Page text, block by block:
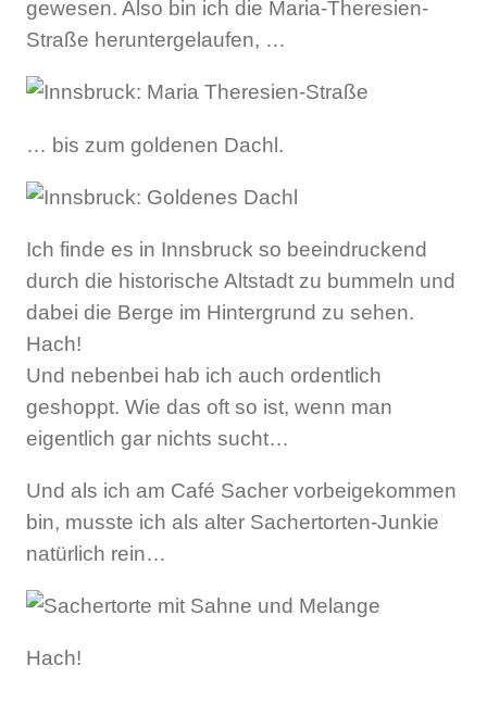
gewesen. Also bin ich die Maria-Theresien-
Straße heruntergelaufen, …
… bis zum goldenen Dachl.
Ich finde es in Innsbruck so beeindruckend
durch die historische Altstadt zu bummeln und
dabei die Berge im Hintergrund zu sehen.
Hach!
Und nebenbei hab ich auch ordentlich
geshoppt. Wie das oft so ist, wenn man
eigentlich gar nichts sucht…
Und als ich am Café Sacher vorbeigekommen
bin, musste ich als alter Sachertorten-Junkie
natürlich rein…
Hach!